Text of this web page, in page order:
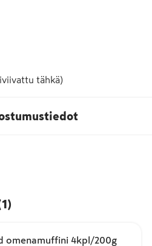
tähkä)
1 )
omenamuffini 4kpl/200g